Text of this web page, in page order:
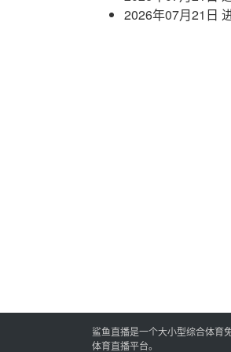
2026年07月21日
鲨鱼直播是一个大小型综合体育
体育直播平台。